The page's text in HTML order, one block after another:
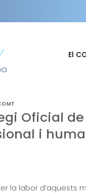
El
Oficial
i
la labor d’aquests